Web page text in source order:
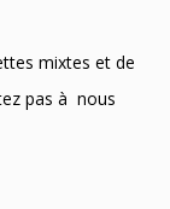
mixtes et de
pas à nous